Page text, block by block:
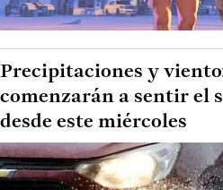
Precipitaciones y
comenzarán a sentir el
desde este miércoles